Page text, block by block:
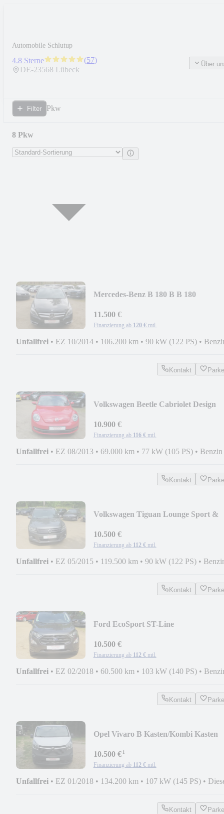
Automobile Schlutup
4.8 Sterne (57)
DE-23568 Lübeck
Über
Filter Pkw
8 Pkw
Mercedes-Benz B 180 B B 180
11.500 €
Finanzierung ab 120 € mtl.
Unfallfrei • EZ 10/2014 • 106.200 km • 90 kW (122 PS) •
Kontakt
Volkswagen Beetle Cabriolet Design
10.900 €
Finanzierung ab 116 € mtl.
Unfallfrei • EZ 08/2013 • 69.000 km • 77 kW (105 PS) • Benzin
Kontakt
Volkswagen Tiguan Lounge Sport &
10.500 €
Finanzierung ab 112 € mtl.
Unfallfrei • EZ 05/2015 • 119.500 km • 90 kW (122 PS) •
Kontakt
Ford EcoSport ST-Line
10.500 €
Finanzierung ab 112 € mtl.
Unfallfrei • EZ 02/2018 • 60.500 km • 103 kW (140 PS) •
Kontakt
Opel Vivaro B Kasten/Kombi Kasten
10.500 €¹
Finanzierung ab 112 € mtl.
Unfallfrei • EZ 01/2018 • 134.200 km • 107 kW (145 PS) •
Kontakt